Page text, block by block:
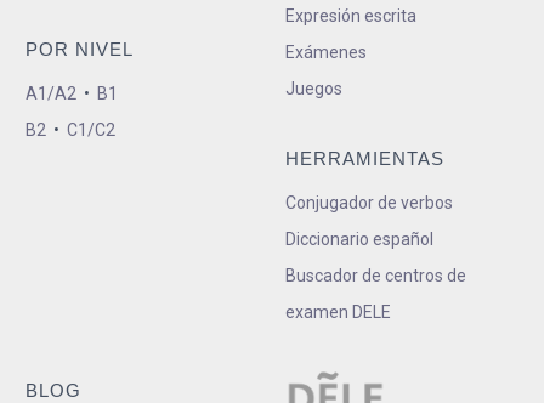
POR NIVEL
A1/A2 • B1
B2 • C1/C2
Expresión escrita
Exámenes
Juegos
HERRAMIENTAS
Conjugador de verbos
Diccionario español
Buscador de centros de
examen DELE
BLOG